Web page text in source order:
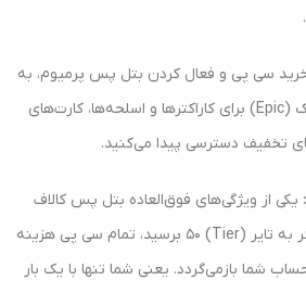
خرید سی پی و فعال کردن بتل پس پرمیوم، به
حجم زیادی از اسکین‌های اپیک (Epic) برای کاراکترها و اسلحه‌ها، کارت‌های
تخفیف دسترسی پیدا می‌کنید.
یکی از ویژگی‌های فوق‌العاده بتل پس کالاف
دیوتی موبایل این است که اگر به تایر (Tier) ۵۰ برسید، تمام سی پی هزینه
شما بازمی‌گردد. یعنی شما تنها با یک بار